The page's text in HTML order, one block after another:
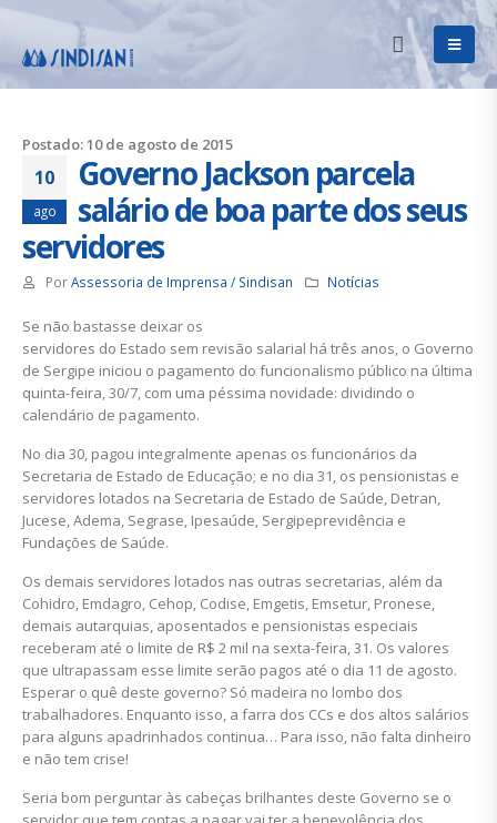
Postado: 10 de agosto de 2015
10
ago
Governo Jackson parcela
salário de boa parte dos seus
servidores
PorAssessoria de Imprensa / Sindisan Notícias
Se não bastasse deixar os
servidores do Estado sem revisão salarial há três anos, o Governo
de Sergipe iniciou o pagamento do funcionalismo público na última
quinta-feira, 30/7, com uma péssima novidade: dividindo o
calendário de pagamento.
No dia 30, pagou integralmente apenas os funcionários da
Secretaria de Estado de Educação; e no dia 31, os pensionistas e
servidores lotados na Secretaria de Estado de Saúde, Detran,
Jucese, Adema, Segrase, Ipesaúde, Sergipeprevidência e
Fundações de Saúde.
Os demais servidores lotados nas outras secretarias, além da
Cohidro, Emdagro, Cehop, Codise, Emgetis, Emsetur, Pronese,
demais autarquias, aposentados e pensionistas especiais
receberam até o limite de R$ 2 mil na sexta-feira, 31. Os valores
que ultrapassam esse limite serão pagos até o dia 11 de agosto.
Esperar o quê deste governo? Só madeira no lombo dos
trabalhadores. Enquanto isso, a farra dos CCs e dos altos salários
para alguns apadrinhados continua… Para isso, não falta dinheiro
e não tem crise!
Seria bom perguntar às cabeças brilhantes deste Governo se o